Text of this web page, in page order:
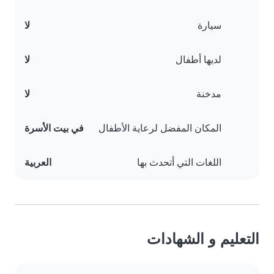
سيارة لا
لديها أطفال لا
مدخنة لا
المكان المفضل لرعاية الأطفال في بيت الأسرة
اللغات التي أتحدث بها العربية
التعليم و الشهادات